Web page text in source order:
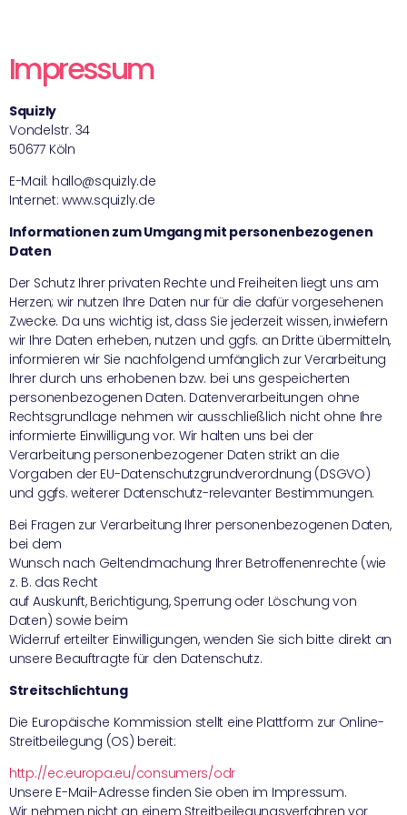
Impressum
Squizly
Vondelstr. 34
50677 Köln
E-Mail: hallo@squizly.de
Internet: www.squizly.de
Informationen zum Umgang mit personenbezogenen
Daten
Der Schutz Ihrer privaten Rechte und Freiheiten liegt uns am
Herzen; wir nutzen Ihre Daten nur für die dafür vorgesehenen
Zwecke. Da uns wichtig ist, dass Sie jederzeit wissen, inwiefern
wir Ihre Daten erheben, nutzen und ggfs. an Dritte übermitteln,
informieren wir Sie nachfolgend umfänglich zur Verarbeitung
Ihrer durch uns erhobenen bzw. bei uns gespeicherten
personenbezogenen Daten. Datenverarbeitungen ohne
Rechtsgrundlage nehmen wir ausschließlich nicht ohne Ihre
informierte Einwilligung vor. Wir halten uns bei der
Verarbeitung personenbezogener Daten strikt an die
Vorgaben der EU-Datenschutzgrundverordnung (DSGVO)
und ggfs. weiterer Datenschutz-relevanter Bestimmungen.
Bei Fragen zur Verarbeitung Ihrer personenbezogenen Daten,
bei dem
Wunsch nach Geltendmachung Ihrer Betroffenenrechte (wie
z. B. das Recht
auf Auskunft, Berichtigung, Sperrung oder Löschung von
Daten) sowie beim
Widerruf erteilter Einwilligungen, wenden Sie sich bitte direkt an
unsere Beauftragte für den Datenschutz.
Streitschlichtung
Die Europäische Kommission stellt eine Plattform zur Online-
Streitbeilegung (OS) bereit:
http://ec.europa.eu/consumers/odr
Unsere E-Mail-Adresse finden Sie oben im Impressum.
Wir nehmen nicht an einem Streitbeilegungsverfahren vor